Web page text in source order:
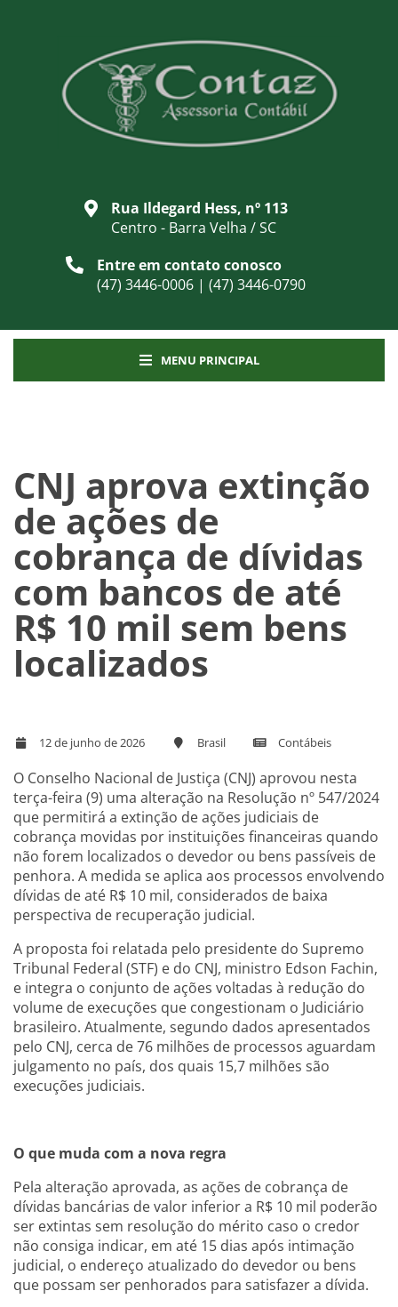
Rua Ildegard Hess, nº 113
Centro - Barra Velha / SC
Entre em contato conosco
(47) 3446-0006 | (47) 3446-0790
MENU PRINCIPAL
CNJ aprova extinção
de ações de
cobrança de dívidas
com bancos de até
R$ 10 mil sem bens
localizados
12 de junho de 2026 Brasil Contábeis
O Conselho Nacional de Justiça (CNJ) aprovou nesta
terça-feira (9) uma alteração na Resolução nº 547/2024
que permitirá a extinção de ações judiciais de
cobrança movidas por instituições financeiras quando
não forem localizados o devedor ou bens passíveis de
penhora. A medida se aplica aos processos envolvendo
dívidas de até R$ 10 mil, considerados de baixa
perspectiva de recuperação judicial.
A proposta foi relatada pelo presidente do Supremo
Tribunal Federal (STF) e do CNJ, ministro Edson Fachin,
e integra o conjunto de ações voltadas à redução do
volume de execuções que congestionam o Judiciário
brasileiro. Atualmente, segundo dados apresentados
pelo CNJ, cerca de 76 milhões de processos aguardam
julgamento no país, dos quais 15,7 milhões são
execuções judiciais.
O que muda com a nova regra
Pela alteração aprovada, as ações de cobrança de
dívidas bancárias de valor inferior a R$ 10 mil poderão
ser extintas sem resolução do mérito caso o credor
não consiga indicar, em até 15 dias após intimação
judicial, o endereço atualizado do devedor ou bens
que possam ser penhorados para satisfazer a dívida.